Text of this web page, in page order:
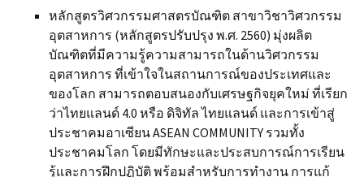
หลักสูตรวิศวกรรมศาสตรบัณฑิต สาขาวิชาวิศวกรรม
อุตสาหการ (หลักสูตรปรับปรุง พ.ศ. 2560) มุ่งผลิต
บัณฑิตที่มีความรู้ความสามารถในด้านวิศวกรรม
อุตสาหการ ที่เข้าใจในสถานการณ์ของประเทศและ
ของโลก สามารถตอบสนองกับเศรษฐกิจยุคใหม่ ที่เรียก
ว่าไทยแลนด์ 4.0 หรือ ดิจิทัล ไทยแลนด์ และการเข้าสู่
ประชาคมอาเซียน ASEAN COMMUNITY รวมทั้ง
ประชาคมโลก โดยมีทักษะและประสบการณ์การเรียน
รู้และการฝึกปฏิบัติ พร้อมสำหรับการทำงาน การแก้